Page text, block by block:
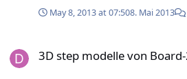
May 8, 2013 at 07:508. Mai 2013
3D step modelle von